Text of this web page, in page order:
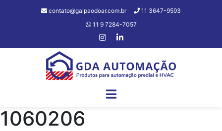
contato@galpaodoar.com.br
11 3647-9593
11 9 7284-7057
1060206